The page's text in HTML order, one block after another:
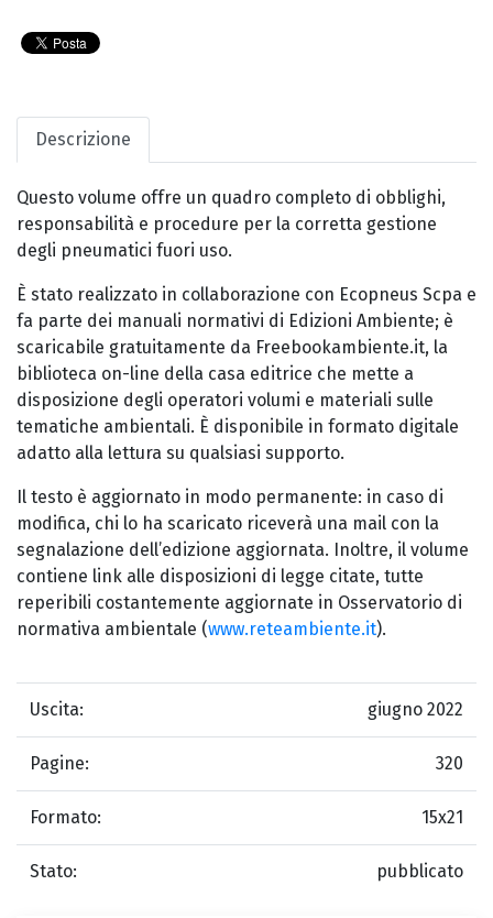
Descrizione
Questo volume offre un quadro completo di obblighi,
responsabilità e procedure per la corretta gestione
degli pneumatici fuori uso.
È stato realizzato in collaborazione con Ecopneus Scpa e
fa parte dei manuali normativi di Edizioni Ambiente; è
scaricabile gratuitamente da Freebookambiente.it, la
biblioteca on-line della casa editrice che mette a
disposizione degli operatori volumi e materiali sulle
tematiche ambientali. È disponibile in formato digitale
adatto alla lettura su qualsiasi supporto.
Il testo è aggiornato in modo permanente: in caso di
modifica, chi lo ha scaricato riceverà una mail con la
segnalazione dell’edizione aggiornata. Inoltre, il volume
contiene link alle disposizioni di legge citate, tutte
reperibili costantemente aggiornate in Osservatorio di
normativa ambientale (www.reteambiente.it).
Uscita: giugno 2022
Pagine: 320
Formato: 15x21
Stato: pubblicato